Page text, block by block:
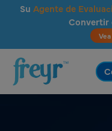
Saltar al contenido
Su Agente de
Convertir
.